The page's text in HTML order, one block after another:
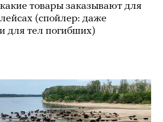
товары заказывают для
(спойлер: даже
для тел погибших)